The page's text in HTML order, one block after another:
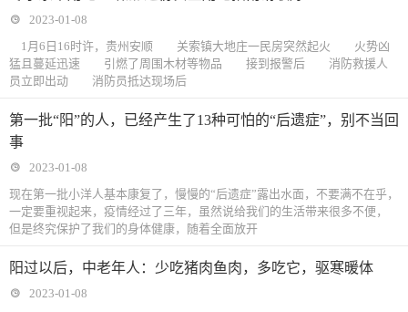
2023-01-08
1月6日16时许，贵州安顺 关索镇大地庄一民房突然起火 火势凶
猛且蔓延迅速 引燃了周围木材等物品 接到报警后 消防救援人
员立即出动 消防员抵达现场后
第一批“阳”的人，已经产生了13种可怕的“后遗症”，别不当回
事
2023-01-08
现在第一批小洋人基本康复了，慢慢的“后遗症”露出水面，不要满不在乎，
一定要重视起来，疫情经过了三年，虽然说给我们的生活带来很多不便，
但是终究保护了我们的身体健康，随着全面放开
阳过以后，中老年人：少吃猪肉鱼肉，多吃它，驱寒暖体
2023-01-08